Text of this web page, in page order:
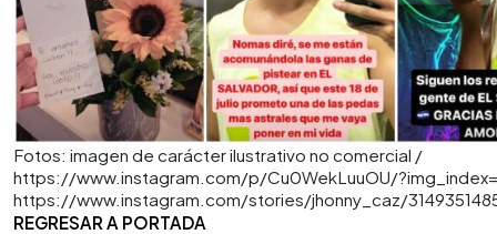
Fotos: imagen de carácter ilustrativo no comercial /
https://www.instagram.com/p/Cu0WekLuuOU/
https://www.instagram.com/stories/jhonny_caz/
REGRESAR A PORTADA